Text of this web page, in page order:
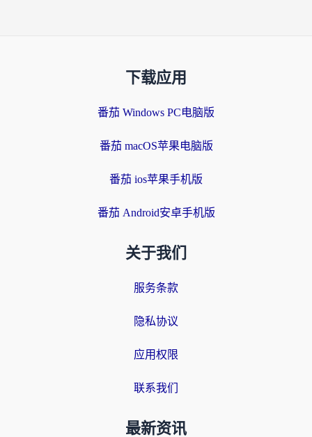
下载应用
番茄 Windows PC电脑版
番茄 macOS苹果电脑版
番茄 ios苹果手机版
番茄 Android安卓手机版
关于我们
服务条款
隐私协议
应用权限
联系我们
最新资讯